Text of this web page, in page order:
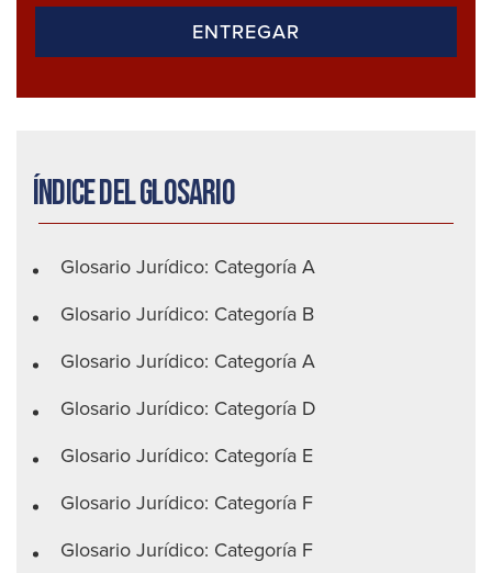
Índice del glosario
Glosario Jurídico: Categoría A
Glosario Jurídico: Categoría B
Glosario Jurídico: Categoría A
Glosario Jurídico: Categoría D
Glosario Jurídico: Categoría E
Glosario Jurídico: Categoría F
Glosario Jurídico: Categoría F